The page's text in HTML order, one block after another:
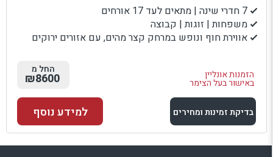
7 חדרי שינה | מתאים לעד 17 אורחים
משפחות | זוגות | קבוצה
אווירת חוף ונופש במרחק קצר מהים, עם אזורים ירוקים
הזמנות אונליין
באישור בעל הצימר
החל מ
₪8600
בדיקת זמינות ומחירים
למתחם זה
למידע נוסף